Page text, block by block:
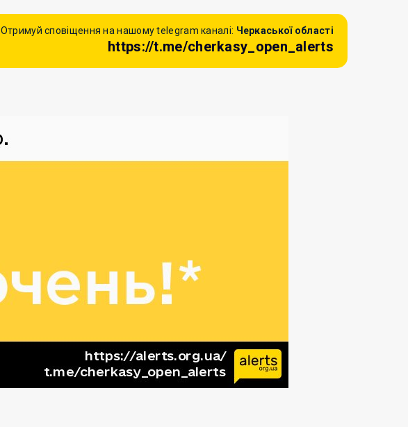
Отримуй сповіщення на нашому telegram каналі: Черкаської області
https://t.me/cherkasy_open_alerts